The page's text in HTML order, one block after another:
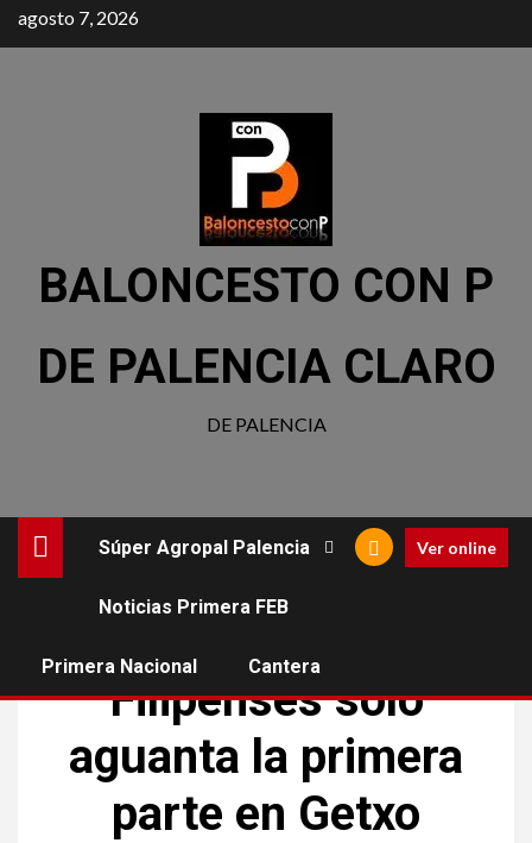
agosto 7, 2026
BALONCESTO CON P
DE PALENCIA CLARO
DE PALENCIA
Súper Agropal Palencia
Noticias Primera FEB
Primera Nacional Cantera
Ver online
Filipenses solo
aguanta la primera
parte en Getxo